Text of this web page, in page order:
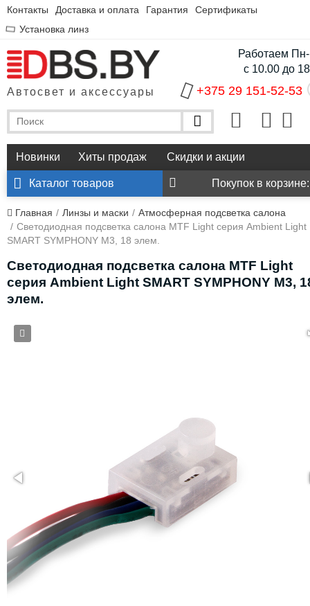
Контакты Доставка и оплата Гарантия
Сертификаты
Установка линз
Автосвет и аксессуары
Работаем
с 10.00 до
+375 29 151-52-53
Новинки Хиты продаж Скидки и акции
Покупок в
Каталог товаров
Главная Линзы и маски
Атмосферная подсветка салона
Светодиодная подсветка салона MTF Light серия Ambient Light
SMART SYMPHONY M3, 18 элем.
Светодиодная подсветка салона MTF Light
серия Ambient Light SMART SYMPHONY M3,
элем.